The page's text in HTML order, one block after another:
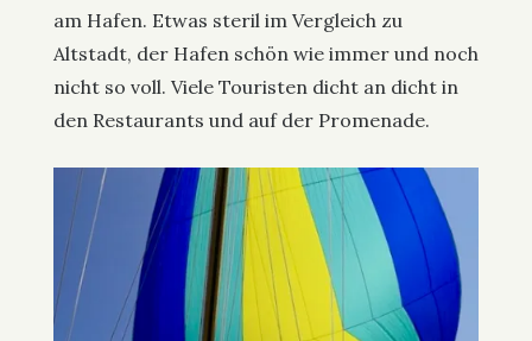
am Hafen. Etwas steril im Vergleich zu
Altstadt, der Hafen schön wie immer und noch
nicht so voll. Viele Touristen dicht an dicht in
den Restaurants und auf der Promenade.